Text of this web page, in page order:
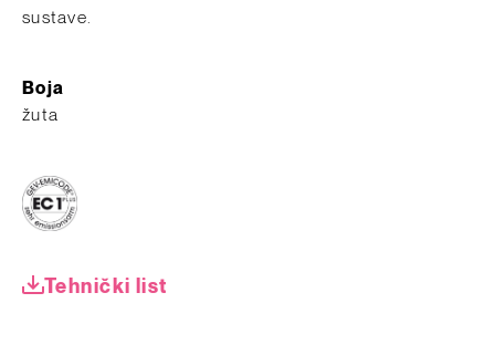
sustave.
Boja
žuta
Tehnički list